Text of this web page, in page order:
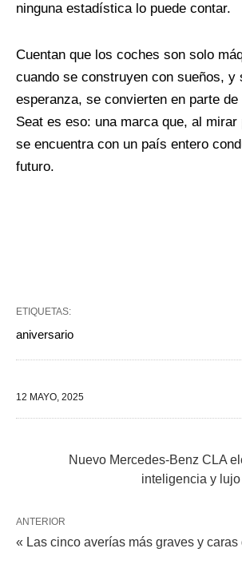
ninguna estadística lo puede contar.
Cuentan que los coches son solo
cuando se construyen con sueños, y
esperanza, se convierten en parte
Seat es eso: una marca que, al
se encuentra con un país entero
futuro.
ETIQUETAS:
aniversario
12 MAYO, 2025
Nuevo Mercedes-Benz CLA
inteligencia y
ANTERIOR
« Las cinco averías más graves y caras